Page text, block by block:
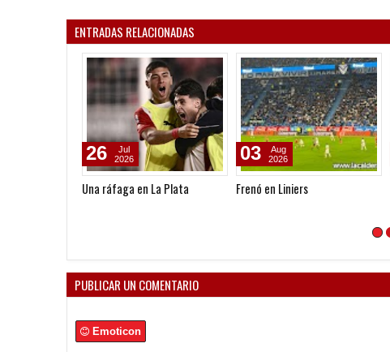
ENTRADAS RELACIONADAS
Una ráfaga en La Plata
26
Jul
2026
Frenó en Liniers
03
Aug
2026
PUBLICAR UN COMENTARIO
Emoticon